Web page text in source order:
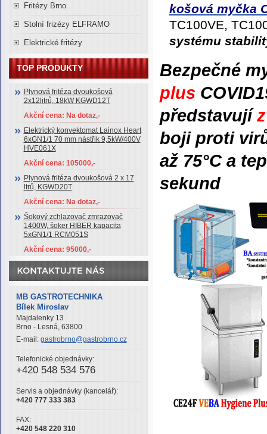
Fritézy Brno
Stolní frizézy ELFRAMO
Elektrické fritézy
TOP PRODUKTY
Plynová fritéza dvoukošová
2x12litrů, 18kW KGWD12T
Akční cena: Na dotaz,-
Elektrický konvektomat Lainox Heart
6xGN1/1 70 mm nástřik 9,5kW/400V
HVE061X
Akční cena: 105000,-
Plynová fritéza dvoukošová 2 x 17
ltrů, KGWD20T
Akční cena: Na dotaz,-
Šokový zchlazovač zmrazovač
1400W, šoker HIBER kapacita
5xGN1/1 RCM051S
Akční cena: 95000,-
MB GASTROTECHNIKA
Bílek Miroslav
Majdalenky 13
Brno - Lesná, 63800
E-mail: gastrobrno@gastrobrno.cz
Telefonické objednávky:
+420 548 534 576
Servis a objednávky (kancelář):
+420 777 333 383
FAX:
+420 548 220 310
košová myčka
TC100VE,
systému
Bezpečné
plus
představují
boji proti
až 75°C a
sekund